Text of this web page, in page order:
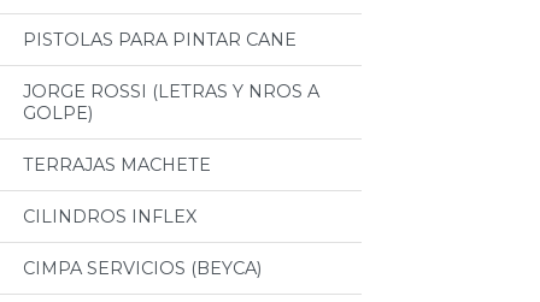
PISTOLAS PARA PINTAR CANE
JORGE ROSSI (LETRAS Y NROS A
GOLPE)
TERRAJAS MACHETE
CILINDROS INFLEX
CIMPA SERVICIOS (BEYCA)